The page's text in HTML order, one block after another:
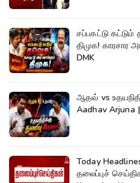
சப்பகட்டு கட்டும்
திமுக! காரசார
DMK
ஆதவ் vs
Aadhav Arjuna
Today
தலைப்புச்